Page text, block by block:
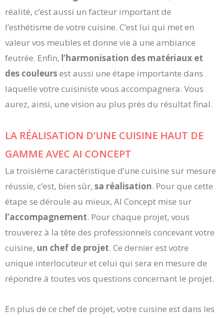
réalité, c’est aussi un facteur important de
l’esthétisme de votre cuisine. C’est lui qui met en
valeur vos meubles et donne vie à une ambiance
feutrée. Enfin, l’harmonisation des matériaux et
des couleursest aussi une étape importante dans
laquelle votre cuisiniste vous accompagnera. Vous
aurez, ainsi, une vision au plus près du résultat final.
LA RÉALISATION D’UNE CUISINE HAUT DE
GAMME AVEC AI CONCEPT
La troisième caractéristique d’une cuisine sur mesure
réussie, c’est, bien sûr, sa réalisation. Pour que cette
étape se déroule au mieux, AI Concept mise sur
l’accompagnement. Pour chaque projet, vous
trouverez à la tête des professionnels concevant votre
cuisine, un chef de projet. Ce dernier est votre
unique interlocuteur et celui qui sera en mesure de
répondre à toutes vos questions concernant le projet.
En plus de ce chef de projet, votre cuisine est dans les